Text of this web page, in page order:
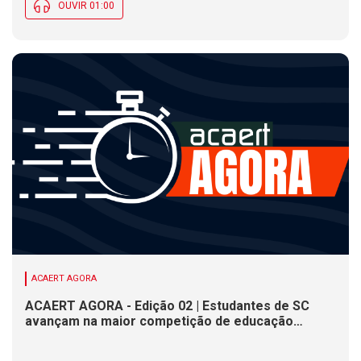
OUVIR 01:00
ACAERT AGORA
ACAERT AGORA - Edição 02 | Estudantes de SC
avançam na maior competição de educação